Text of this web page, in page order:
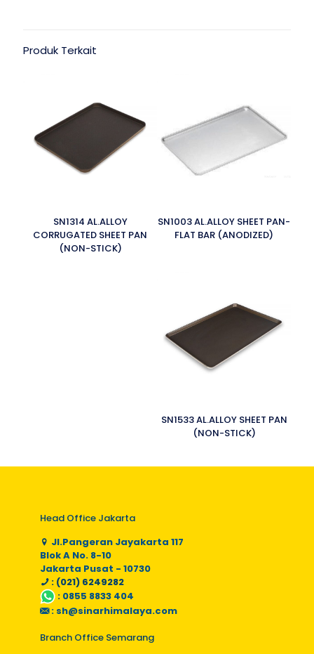
Produk Terkait
SN1314 AL.ALLOY
CORRUGATED SHEET PAN
(NON-STICK)
SN1003 AL.ALLOY SHEET PAN-
FLAT BAR (ANODIZED)
SN1533 AL.ALLOY SHEET PAN
(NON-STICK)
Head Office Jakarta
Jl.Pangeran Jayakarta 117
Blok A No. 8-10
Jakarta Pusat - 10730
: (021) 6249282
: 0855 8833 404
: sh@sinarhimalaya.com
Branch Office Semarang